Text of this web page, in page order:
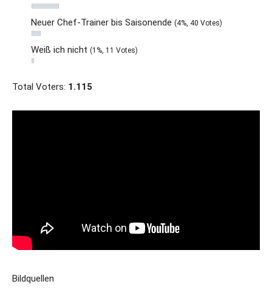
Neuer Chef-Trainer bis Saisonende (4%, 40 Votes)
Weiß ich nicht (1%, 11 Votes)
Total Voters: 1.115
Bildquellen